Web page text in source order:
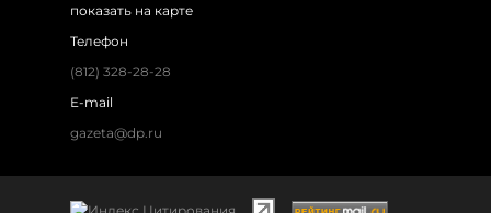
показать на карте
Телефон
(812) 328-28-28
E-mail
gazeta@dp.ru